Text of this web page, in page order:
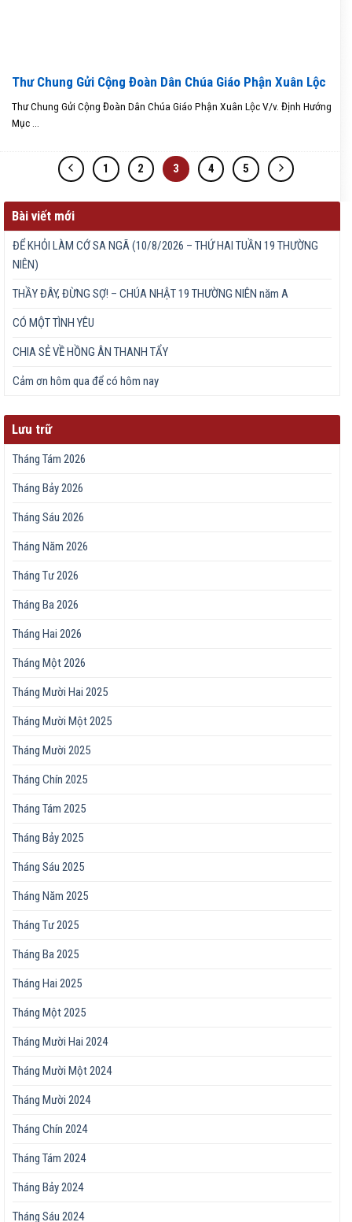
Thư Chung Gửi Cộng Đoàn Dân Chúa Giáo Phận Xuân Lộc
Thư Chung Gửi Cộng Đoàn Dân Chúa Giáo Phận Xuân Lộc V/v. Định Hướng
Mục ...
1 2 3 4 5
Bài viết mới
ĐỂ KHỎI LÀM CỚ SA NGÃ (10/8/2026 – THỨ HAI TUẦN 19 THƯỜNG
NIÊN)
THẦY ĐÂY, ĐỪNG SỢ! – CHÚA NHẬT 19 THƯỜNG NIÊN năm A
CÓ MỘT TÌNH YÊU
CHIA SẺ VỀ HỒNG ÂN THANH TẨY
Cảm ơn hôm qua để có hôm nay
Lưu trữ
Tháng Tám 2026
Tháng Bảy 2026
Tháng Sáu 2026
Tháng Năm 2026
Tháng Tư 2026
Tháng Ba 2026
Tháng Hai 2026
Tháng Một 2026
Tháng Mười Hai 2025
Tháng Mười Một 2025
Tháng Mười 2025
Tháng Chín 2025
Tháng Tám 2025
Tháng Bảy 2025
Tháng Sáu 2025
Tháng Năm 2025
Tháng Tư 2025
Tháng Ba 2025
Tháng Hai 2025
Tháng Một 2025
Tháng Mười Hai 2024
Tháng Mười Một 2024
Tháng Mười 2024
Tháng Chín 2024
Tháng Tám 2024
Tháng Bảy 2024
Tháng Sáu 2024